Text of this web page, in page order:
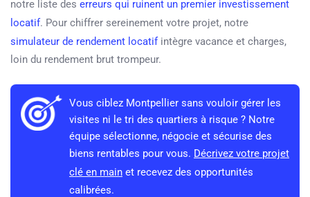
notre liste des erreurs qui ruinent un premier investissement
locatif. Pour chiffrer sereinement votre projet, notre
simulateur de rendement locatifintègre vacance et charges,
loin du rendement brut trompeur.
Vous ciblez Montpellier sans vouloir gérer les
visites ni le tri des quartiers à risque ? Notre
équipe sélectionne, négocie et sécurise des
biens rentables pour vous. Décrivez votre projet
clé en main et recevez des opportunités
calibrées.